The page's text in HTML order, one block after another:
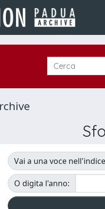
Vai a una voce
O digita l'anno: